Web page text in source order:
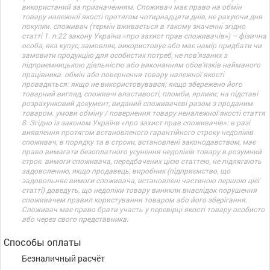
використаний за призначенням. Споживач має право на обмін
товару належної якості протягом чотирнадцяти днів, не рахуючи дня
покупки. споживач (термін вживається в такому значенні згідно
статті 1. п.22 закону України «про захист прав споживачів») – фізична
особа, яка купує, замовляє, використовує або має намір придбати чи
замовити продукцію для особистих потреб, не пов’язаних з
підприємницькою діяльністю або виконанням обов’язків найманого
працівника. обмін або повернення товару належної якості
провадиться: якщо не використовувався; якщо збережено його
товарний вигляд, споживчі властивості, пломби, ярлики; на підставі
розрахунковий документ, виданий споживачеві разом з проданим
товаром. умови обміну / повернення товару неналежної якості стаття
8. Згідно із законом України «про захист прав споживачів»: в разі
виявлення протягом встановленого гарантійного строку недоліків
споживач, в порядку та в строки, встановлені законодавством, має
право вимагати безоплатного усунення недоліків товару в розумний
строк. вимоги споживача, передбачених цією статтею, не підлягають
задоволенню, якщо продавець, виробник (підприємство, що
задовольняє вимоги споживача, встановлені частиною першою цієї
статті) доведуть, що недоліки товару виникли внаслідок порушення
споживачем правил користування товаром або його зберігання.
Споживач має право брати участь у перевірці якості товару особисто
або через свого представника.
Способы оплаты
Безналичный расчёт